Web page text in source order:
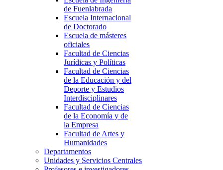
de Fuenlabrada
Escuela Internacional
de Doctorado
Escuela de másteres
oficiales
Facultad de Ciencias
Jurídicas y Políticas
Facultad de Ciencias
de la Educación y del
Deporte y Estudios
Interdisciplinares
Facultad de Ciencias
de la Economía y de
la Empresa
Facultad de Artes y
Humanidades
Departamentos
Unidades y Servicios Centrales